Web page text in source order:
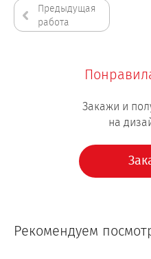
Предыдущая
работа
Закажи и
на
Рекомендуем